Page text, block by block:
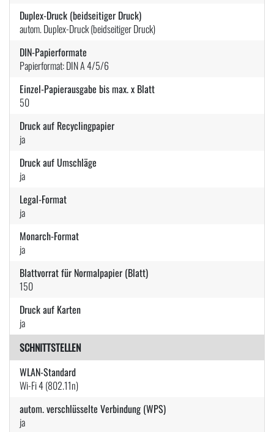
Duplex-Druck (beidseitiger Druck)
autom. Duplex-Druck (beidseitiger Druck)
DIN-Papierformate
Papierformat: DIN A 4/5/6
Einzel-Papierausgabe bis max. x Blatt
50
Druck auf Recyclingpapier
ja
Druck auf Umschläge
ja
Legal-Format
ja
Monarch-Format
ja
Blattvorrat für Normalpapier (Blatt)
150
Druck auf Karten
ja
SCHNITTSTELLEN
WLAN-Standard
Wi-Fi 4 (802.11n)
autom. verschlüsselte Verbindung (WPS)
ja